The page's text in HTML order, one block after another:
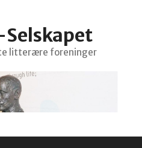
litterære foreninger